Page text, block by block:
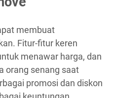
membuat
Fitur-fitur keren
menawar harga, dan
orang senang saat
promosi dan diskon